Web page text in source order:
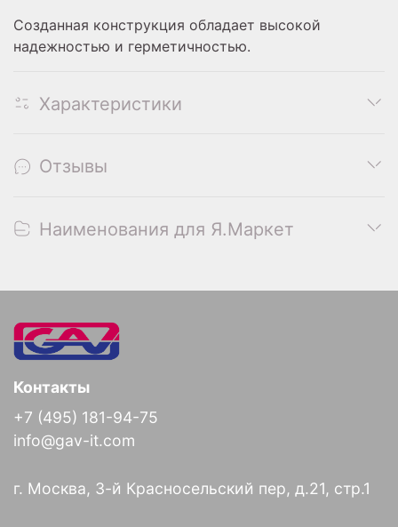
Созданная конструкция обладает высокой
надежностью и герметичностью.
Характеристики
Отзывы
Наименования для Я.Маркет
Контакты
+7 (495) 181-94-75
info@gav-it.com
г. Москва, 3-й Красносельский пер, д.21, стр.1